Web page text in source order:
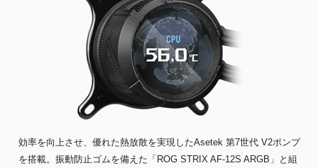
効率を向上させ、優れた熱放散を実現したAsetek 第7世代 V2ポンプ
を搭載。振動防止ゴムを備えた「ROG STRIX AF-12S ARGB」と組